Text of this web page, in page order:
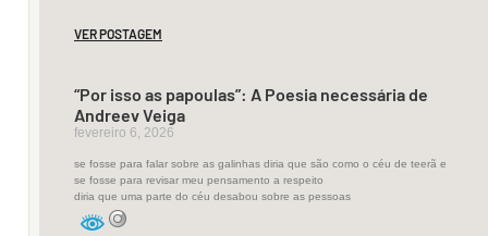
aproxima
do
mar
VER POSTAGEM
“Por isso as papoulas”: A Poesia necessária de
Andreev Veiga
fevereiro 6, 2026
se fosse para falar sobre as galinhas diria que são como o céu de teerã e
se fosse para revisar meu pensamento a respeito
diria que uma parte do céu desabou sobre as pessoas